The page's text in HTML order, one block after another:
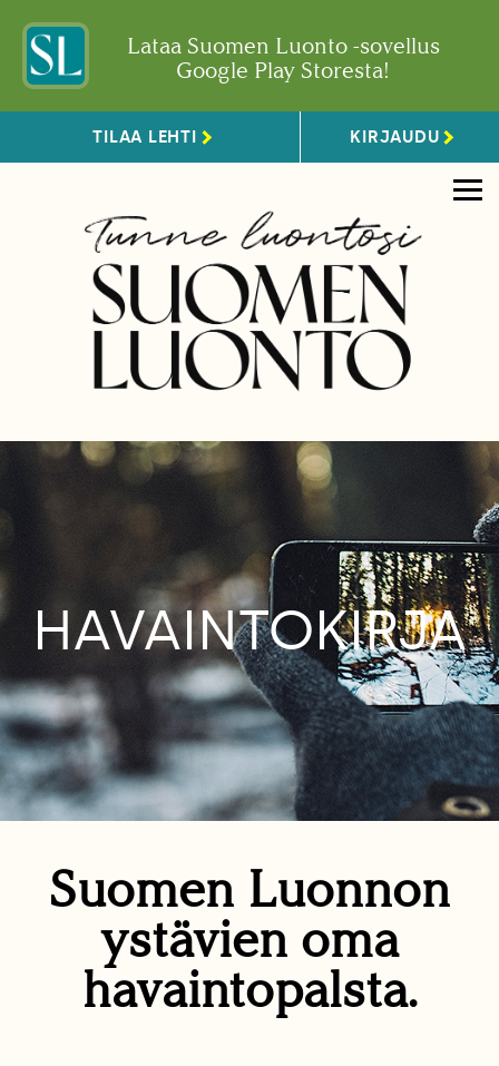
Lataa Suomen Luonto -sovellus
Google Play Storesta!
TILAA LEHTI KIRJAUDU
HAVAINTOKIRJA
Suomen Luonnon
ystävien oma
havaintopalsta.